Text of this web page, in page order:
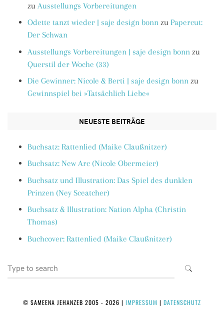
zu Ausstellungs Vorbereitungen
Odette tanzt wieder | saje design bonn zu Papercut:
Der Schwan
Ausstellungs Vorbereitungen | saje design bonn zu
Querstil der Woche (33)
Die Gewinner: Nicole & Berti | saje design bonn zu
Gewinnspiel bei »Tatsächlich Liebe«
NEUESTE BEITRÄGE
Buchsatz: Rattenlied (Maike Claußnitzer)
Buchsatz: New Arc (Nicole Obermeier)
Buchsatz und Illustration: Das Spiel des dunklen
Prinzen (Ney Sceatcher)
Buchsatz & Illustration: Nation Alpha (Christin
Thomas)
Buchcover: Rattenlied (Maike Claußnitzer)
Search
for:
SEARCH
© SAMEENA JEHANZEB 2005 - 2026 | IMPRESSUM | DATENSCHUTZ